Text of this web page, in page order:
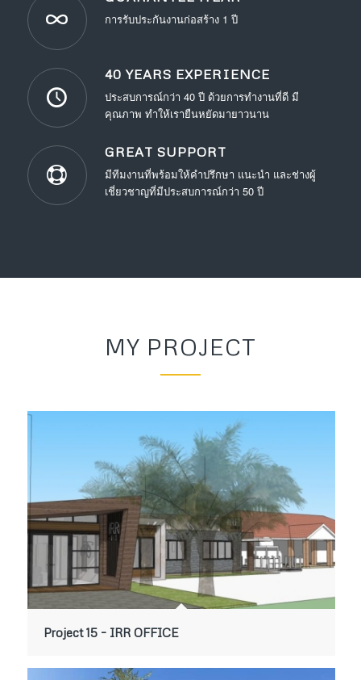
การรับประกันงานก่อสร้าง 1 ปี
40 YEARS EXPERIENCE
ประสบการณ์กว่า 40 ปี ด้วยการทำงานที่ดี มี
คุณภาพ ทำให้เรายืนหยัดมายาวนาน
GREAT SUPPORT
มีทีมงานที่พร้อมให้คำปรึกษา แนะนำ และช่างผู้
เชี่ยวชาญที่มีประสบการณ์กว่า 50 ปี
MY PROJECT
Project 15 – IRR OFFICE